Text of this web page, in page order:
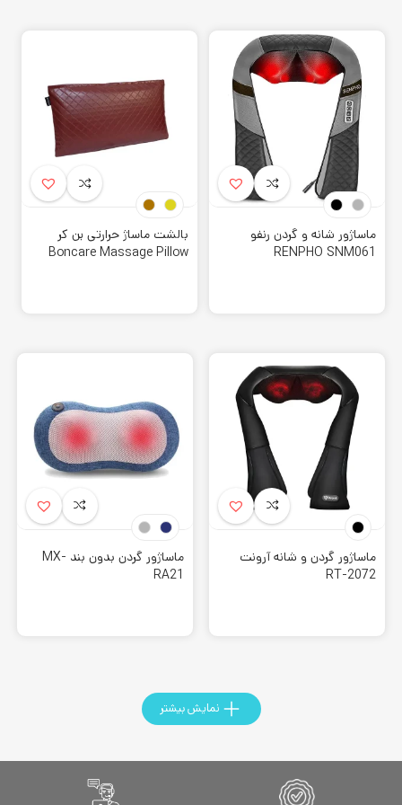
های زیادی از گوشی و لپ تاپ استفاده می کنند، می توانند برای
رفع این مشکلات، از این دستگاه کاربردی استفاده نمایند.
انواع قابلیت های ماساژور گردن
برخی ویژگی هایی که در این نوع ماساژور قرار دارد، در کیفیت
ماساژ و عملکرد آن تاثیر می گذارد. به همین دلیل ابتدا باید با آن
ها آشنا شوید تا بتوانید یک محصول متناسب با نیاز خود را پیدا
کنید. گزینه های زیر نمونه ای از این ویژگی ها می باشد.
ویبراتور: با ایجاد لرزش در بافت ماهیچه ها باعث باز شدن
های مختلفی استفاده میشود.
حرارت دهی:حرارت در زمان ماساژ فواید طبی زیادی دارد، اعمال
حرارت در بعضی دستگاه ها توسط مادون قرمز انجام میپذیرد که
قابلیت ویژه ای میباشد.
کیسه های هوا:
باعث اعمال فشار بیشتر و افزایش جربان خون
میشوند.
ماساژور بهره مند است. علاوه بر آن میتواند کمر را نیز ماساژ دهد.
انواع ماساژور گردن
موارد زیر نمونه هایی از این ماساژور می باشد:
ماساژور شانه و گردن رنفو
RENPHO SNM061
بالشت ماساژ حرارتی بن کر
Boncare Massage Pillow
ماساژور گردن و شانه آرونت
RT-2072
ماساژور گردن بدون بند MX-
RA21
نمایش بیشتر